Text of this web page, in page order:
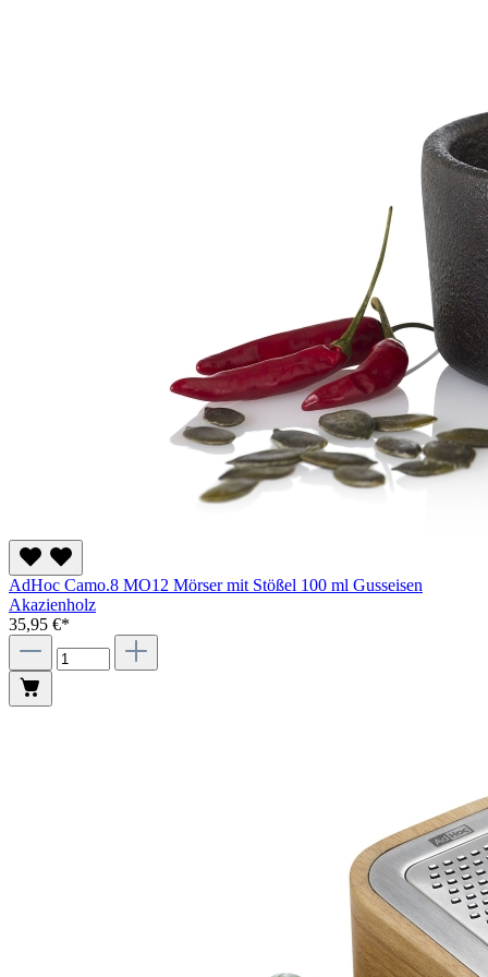
AdHoc Camo.8 MO12 Mörser mit Stößel 100 ml Gusseisen
Akazienholz
35,95 €*